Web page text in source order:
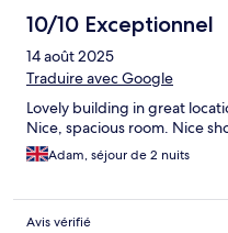
10/10 Exceptionnel
14 août 2025
Traduire avec Google
Lovely building in great
Nice, spacious room. Nice
Adam, séjour de 2 nuits
Avis vérifié